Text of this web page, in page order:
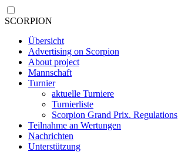
SCORPION
Übersicht
Advertising on Scorpion
About project
Mannschaft
Turnier
aktuelle Turniere
Turnierliste
Scorpion Grand Prix. Regulations
Teilnahme an Wertungen
Nachrichten
Unterstützung